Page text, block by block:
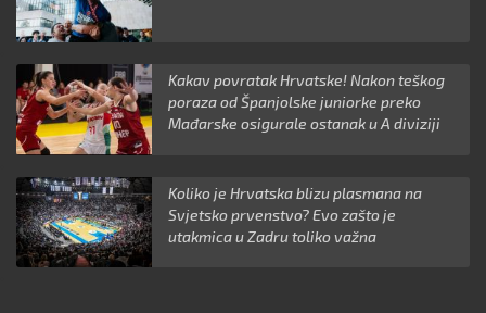
Kakav povratak Hrvatske! Nakon teškog
poraza od Španjolske juniorke preko
Mađarske osigurale ostanak u A diviziji
Koliko je Hrvatska blizu plasmana na
Svjetsko prvenstvo? Evo zašto je
utakmica u Zadru toliko važna